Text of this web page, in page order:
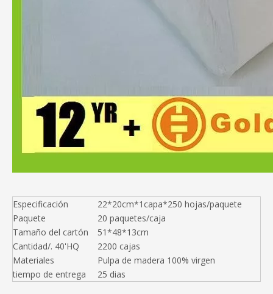
Especificación
22*20cm*1capa*250 hojas/paquete
Paquete
20 paquetes/caja
Tamaño del cartón
51*48*13cm
Cantidad/. 40'HQ
2200 cajas
Materiales
Pulpa de madera 100% virgen
tiempo de entrega
25 dias